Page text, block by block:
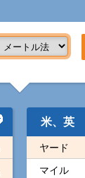
米、英
ヤード
マイル